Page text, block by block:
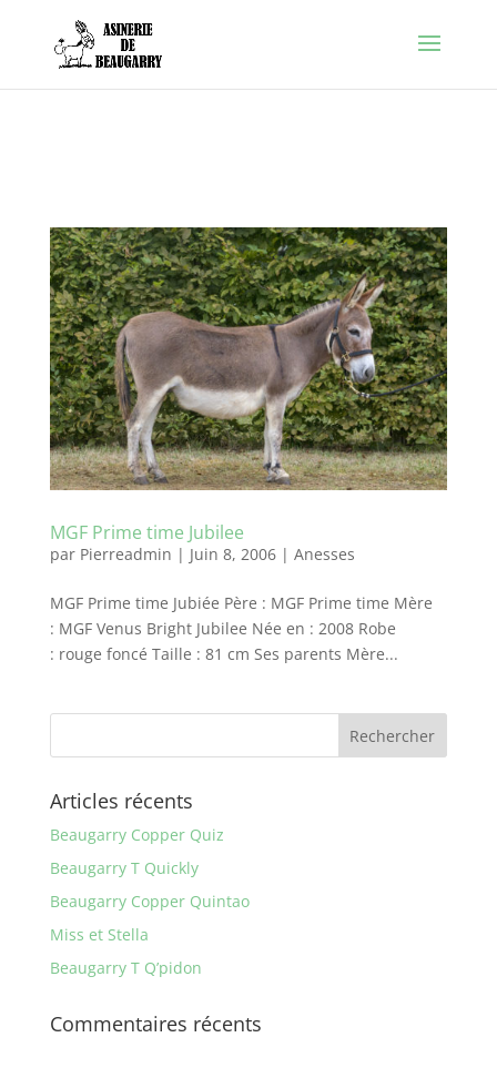
Warning: Constant FORCE_SSL_ADMIN already defined in
/htdocs/wp-config.php
MGF Prime time Jubilee
par Pierreadmin | Juin 8, 2006| Anesses
MGF Prime time Jubiée Père : MGF Prime time Mère
: MGF Venus Bright Jubilee Née en : 2008 Robe
: rouge foncé Taille : 81 cm Ses parents Mère...
Articles récents
Beaugarry Copper Quiz
Beaugarry T Quickly
Beaugarry Copper Quintao
Miss et Stella
Beaugarry T Q’pidon
Commentaires récents